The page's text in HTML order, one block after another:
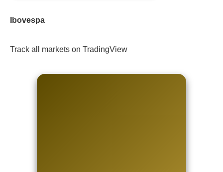
Ibovespa
Track all markets on TradingView